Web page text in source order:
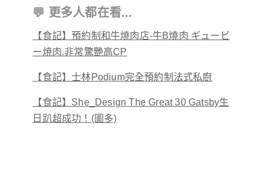
💬 更多人都在看...
【食記】預約制和牛燒肉店-牛B燒肉 ギュービ
ー焼肉.非常驚艷高CP
【食記】士林Podium完全預約制法式私廚
【食記】She_Design The Great 30 Gatsby生
日趴超成功！(圖多)